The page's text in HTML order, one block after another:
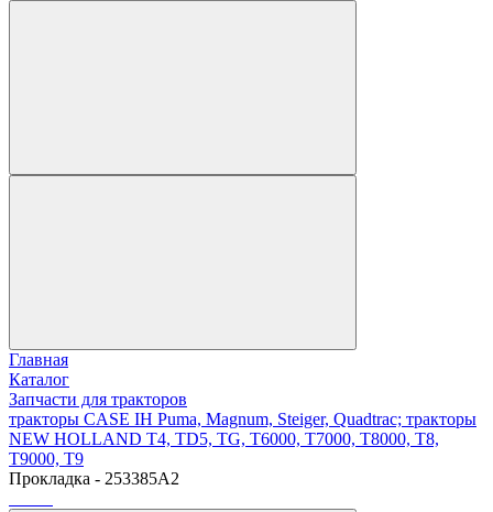
Главная
Каталог
Запчасти для тракторов
тракторы CASE IH Puma, Magnum, Steiger, Quadtrac; тракторы
NEW HOLLAND T4, TD5, TG, T6000, T7000, T8000, T8,
T9000, T9
Прокладка - 253385A2